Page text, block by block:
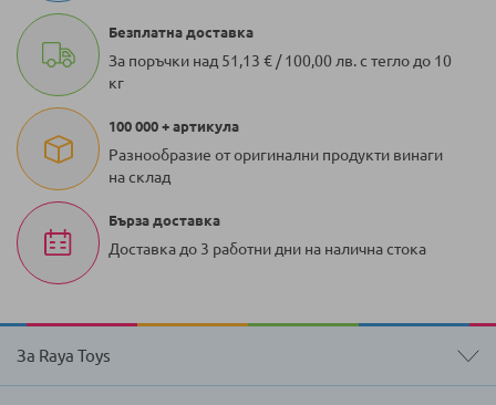
Безплатна доставка
За поръчки над 51,13 € / 100,00 лв. с тегло до 10
кг
100 000 + артикула
Разнообразие от оригинални продукти винаги
на склад
Бърза доставка
Доставка до 3 работни дни на налична стока
За Raya Toys